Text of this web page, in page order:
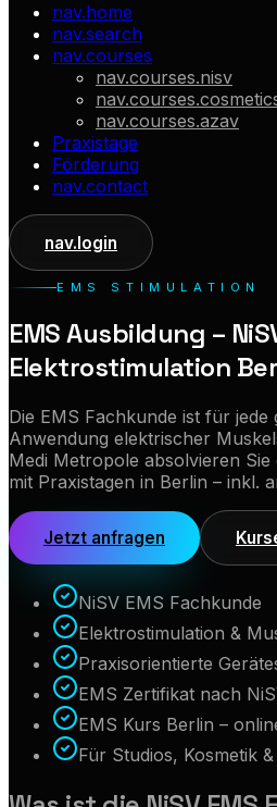
nav.home
nav.search
nav.courses
nav.courses.nisv
nav.courses.azav
Praxistage
Förderung
nav.contact
nav.login
EMS STIMULATION
EMS Ausbildung –
Elektrostimulation
Die EMS Fachkunde ist für jede
Anwendung elektrischer
Medi Metropole absolvieren
mit Praxistagen in Berlin – inkl.
Jetzt anfragen
NiSV EMS Fachkunde
Elektrostimulation &
Praxisorientierte
EMS Zertifikat nach
EMS Kurs Berlin –
Für Studios, Kosmetik